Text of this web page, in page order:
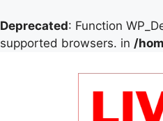
Deprecated: Function
supported browsers. in /